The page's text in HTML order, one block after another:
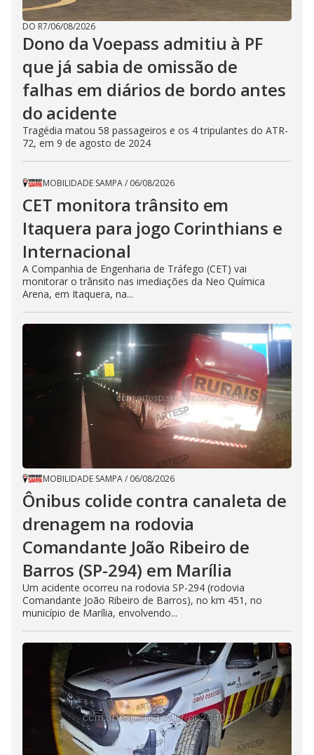
DO R7/06/08/2026
Dono da Voepass admitiu à PF
que já sabia de omissão de
falhas em diários de bordo antes
do acidente
Tragédia matou 58 passageiros e os 4 tripulantes do ATR-
72, em 9 de agosto de 2024
MOBILIDADE SAMPA/ 06/08/2026
CET monitora trânsito em
Itaquera para jogo Corinthians e
Internacional
A Companhia de Engenharia de Tráfego (CET) vai
monitorar o trânsito nas imediações da Neo Química
Arena, em Itaquera, na...
MOBILIDADE SAMPA/ 06/08/2026
Ônibus colide contra canaleta de
drenagem na rodovia
Comandante João Ribeiro de
Barros (SP-294) em Marília
Um acidente ocorreu na rodovia SP-294 (rodovia
Comandante João Ribeiro de Barros), no km 451, no
município de Marília, envolvendo...